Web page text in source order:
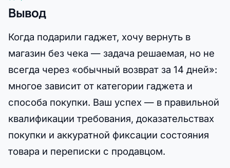
Вывод
Когда подарили гаджет, хочу вернуть в
магазин без чека — задача решаемая, но не
всегда через «обычный возврат за 14 дней»:
многое зависит от категории гаджета и
способа покупки. Ваш успех — в правильной
квалификации требования, доказательствах
покупки и аккуратной фиксации состояния
товара и переписки с продавцом.